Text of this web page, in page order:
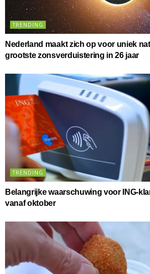
TRENDING
Nederland maakt zich op voor uniek
grootste zonsverduistering in 26 jaar
TRENDING
Belangrijke waarschuwing voor ING-
vanaf oktober